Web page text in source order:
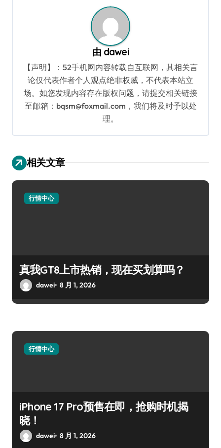
由 dawei
【声明】：52手机网内容转载自互联网，其相关言
论仅代表作者个人观点绝非权威，不代表本站立
场。如您发现内容存在版权问题，请提交相关链接
至邮箱：bqsm@foxmail.com，我们将及时予以处
理。
相关文章
行情中心
真我GT8上市热销，现在买划算吗？
dawei 8 月 1, 2026
行情中心
iPhone 17 Pro预售在即，抢购时机揭
晓！
dawei 8 月 1, 2026